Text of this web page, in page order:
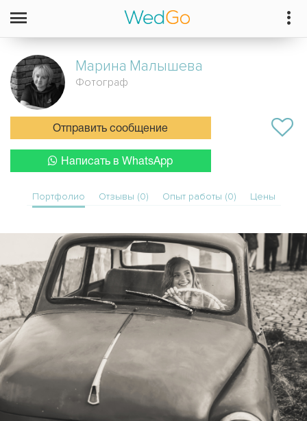
Марина Малышева
Фотограф
Отправить сообщение
Написать в WhatsApp
Портфолио Отзывы (0) Опыт работы (0) Цены